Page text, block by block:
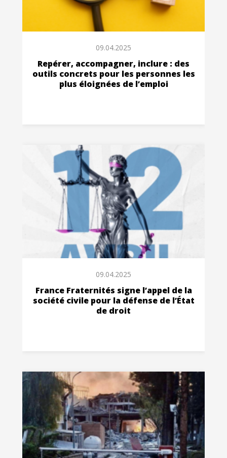
09.04.2025
Repérer, accompagner, inclure : des
outils concrets pour les personnes les
plus éloignées de l’emploi
09.04.2025
France Fraternités signe l’appel de la
société civile pour la défense de l’État
de droit